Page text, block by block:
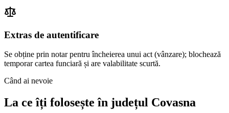
Extras de autentificare
Se obține prin notar pentru încheierea unui act (vânzare); blochează
temporar cartea funciară și are valabilitate scurtă.
Când ai nevoie
La ce îți folosește în județul Covasna